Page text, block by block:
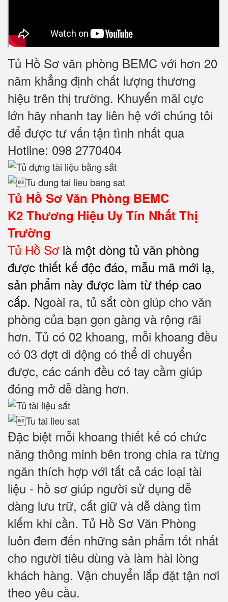
Tủ Hồ Sơ văn phòng BEMC với hơn 20
năm khẳng định chất lượng thương
hiệu trên thị trường. Khuyến mãi cực
lớn hãy nhanh tay liên hệ với chúng tôi
để được tư vấn tận tình nhất qua
Hotline: 098 2770404
Tủ Hồ Sơ Văn Phòng BEMC
K2 Thương Hiệu Uy Tín Nhất Thị
Trường
Tủ Hồ Sơ là một dòng tủ văn phòng
được thiết kế độc đáo, mẫu mã mới lạ,
sản phẩm này được làm từ thép cao
cấp. Ngoài ra, tủ sắt còn giúp cho văn
phòng của bạn gọn gàng và rộng rãi
hơn. Tủ có 02 khoang, mỗi khoang đều
có 03 đợt di động có thể di chuyển
được, các cánh đều có tay cầm giúp
đóng mở dễ dàng hơn.
Đặc biệt mỗi khoang thiết kế có chức
năng thông minh bên trong chia ra từng
ngăn thích hợp với tất cả các loại tài
liệu - hồ sơ giúp người sử dụng dễ
dàng lưu trữ, cất giữ và dễ dàng tìm
kiếm khi cần. Tủ Hồ Sơ Văn Phòng
luôn đem đến những sản phẩm tốt nhất
cho người tiêu dùng và làm hài lòng
khách hàng. Vận chuyển lắp đặt tận nơi
theo yêu cầu.